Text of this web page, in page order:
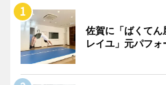
佐賀に「ばくて
レイユ」元パフ